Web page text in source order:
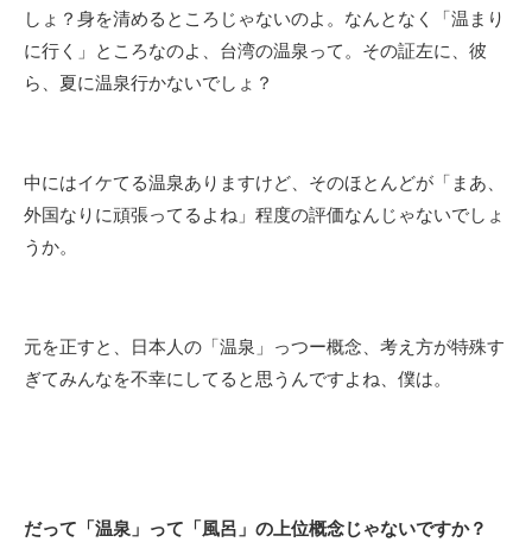
しょ？身を清めるところじゃないのよ。なんとなく「温まり
に行く」ところなのよ、台湾の温泉って。その証左に、彼
ら、夏に温泉行かないでしょ？
中にはイケてる温泉ありますけど、そのほとんどが「まあ、
外国なりに頑張ってるよね」程度の評価なんじゃないでしょ
うか。
元を正すと、日本人の「温泉」っつー概念、考え方が特殊す
ぎてみんなを不幸にしてると思うんですよね、僕は。
だって「温泉」って「風呂」の上位概念じゃないですか？